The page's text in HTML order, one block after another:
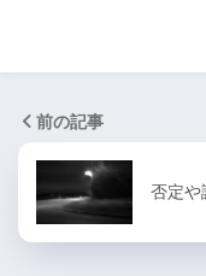
前の記事
否定や